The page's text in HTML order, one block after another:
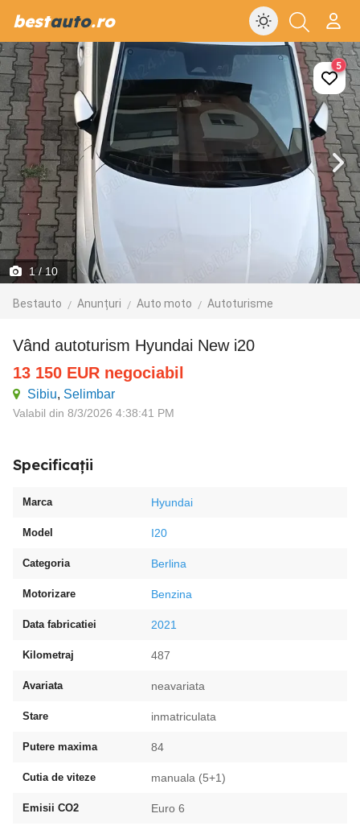
bestauto.ro
1/ 10
Bestauto Anunțuri Auto moto Autoturisme
5
Vând autoturism Hyundai New i20
13 150 EUR negociabil
Sibiu, Selimbar
Valabil din 8/3/2026 4:38:41 PM
Specificații
Marca Hyundai
Model I20
Categoria Berlina
Motorizare Benzina
Data fabricatiei 2021
Kilometraj 487
Avariata neavariata
Stare inmatriculata
Putere maxima 84
Cutia de viteze manuala (5+1)
Emisii CO2 Euro 6